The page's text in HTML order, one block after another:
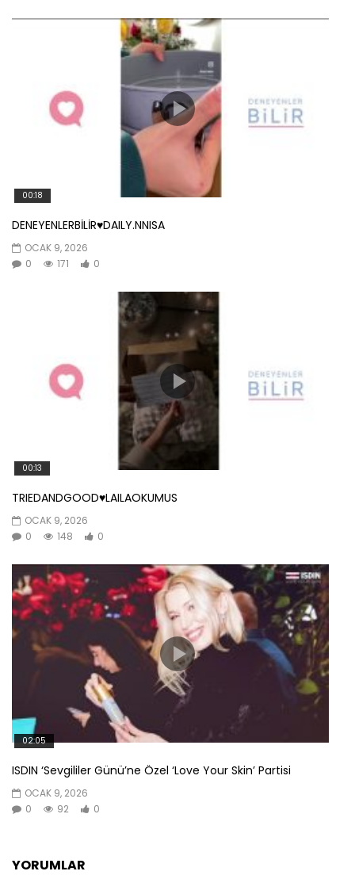
00:18
DENEYENLERBİLİR♥️DAILY.NNISA
OCAK 9, 2026
0
171 0
00:13
TRIEDANDGOOD♥️LAILAOKUMUS
OCAK 9, 2026
0
148 0
02:05
ISDIN ‘Sevgililer Günü’ne Özel ‘Love Your Skin’ Partisi
OCAK 9, 2026
0
92 0
YORUMLAR